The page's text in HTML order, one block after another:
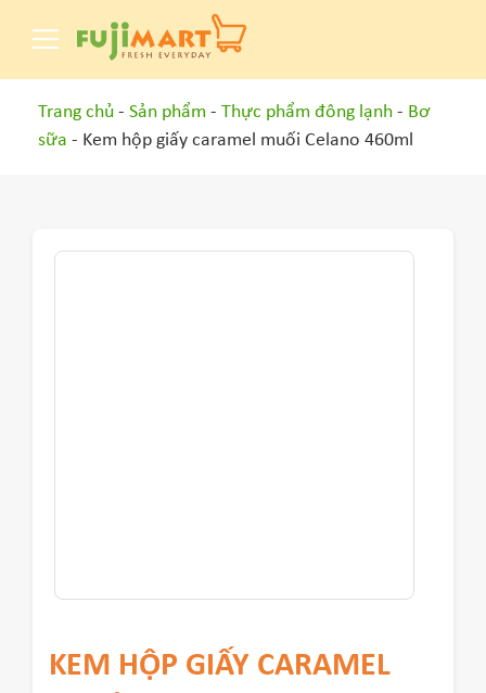
Trang chủ - Sản phẩm - Thực phẩm đông lạnh - Bơ
sữa - Kem hộp giấy caramel muối Celano 460ml
KEM HỘP GIẤY CARAMEL